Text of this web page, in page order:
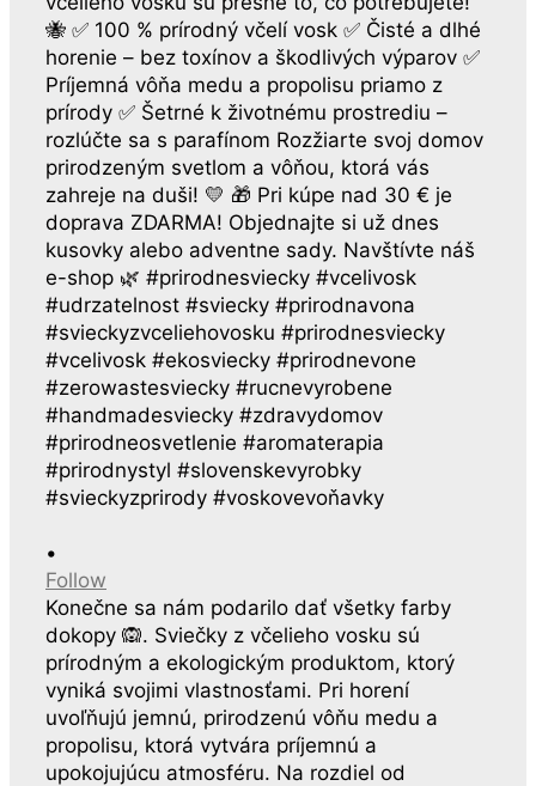
•
Follow
Konečne sa nám podarilo dať všetky farby
dokopy 🙉. Sviečky z včelieho vosku sú
prírodným a ekologickým produktom, ktorý
vyniká svojimi vlastnosťami. Pri horení
uvoľňujú jemnú, prirodzenú vôňu medu a
propolisu, ktorá vytvára príjemnú a
upokojujúcu atmosféru. Na rozdiel od